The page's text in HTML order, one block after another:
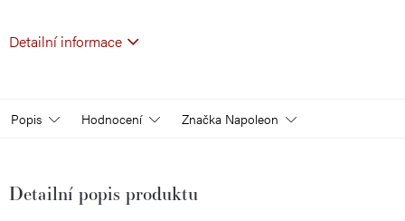
Detailní informace
Popis Hodnocení Značka Napoleon
Detailní popis produktu